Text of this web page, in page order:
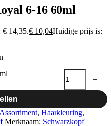
6-16 60ml
€ 14,35.€ 10,04Huidige prijs is:
+
Assortiment, Haarkleuring,
Merknaam: Schwarzkopf